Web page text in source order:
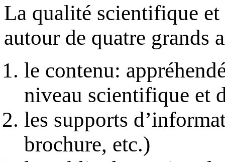
La qualité scientifique et
autour de quatre grands
le contenu:
niveau scientifique et
les supports
brochure, etc.)